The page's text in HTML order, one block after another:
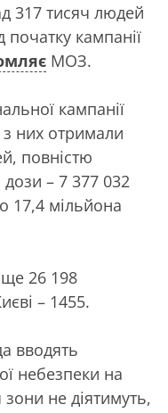
317 тисяч людей
початку кампанії
МОЗ.
кампанії
них отримали
повністю
дози – 7 377 032
17,4 мільйона
ще 26 198
– 1455.
вводять
небезпеки на
не діятимуть,